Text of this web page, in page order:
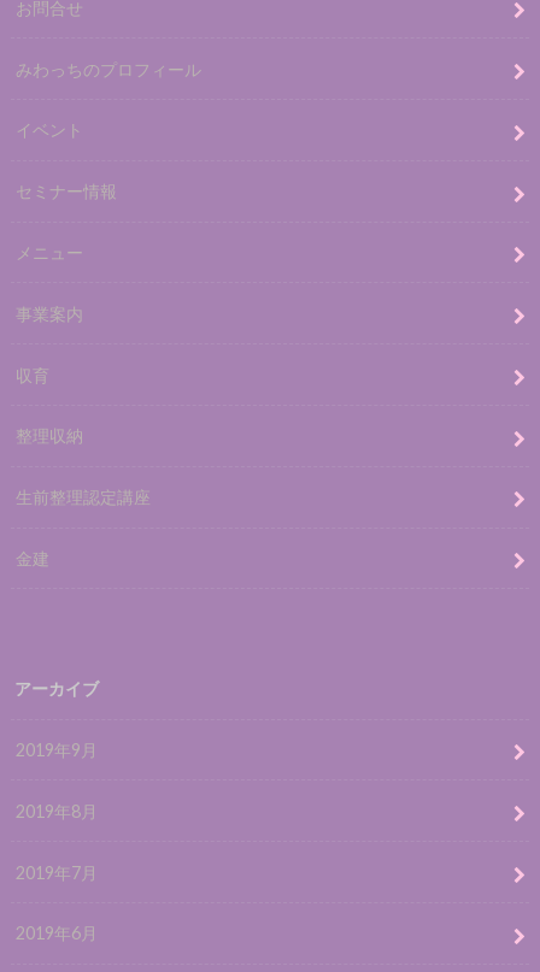
お問合せ
みわっちのプロフィール
イベント
セミナー情報
メニュー
事業案内
収育
整理収納
生前整理認定講座
金建
アーカイブ
2019年9月
2019年8月
2019年7月
2019年6月